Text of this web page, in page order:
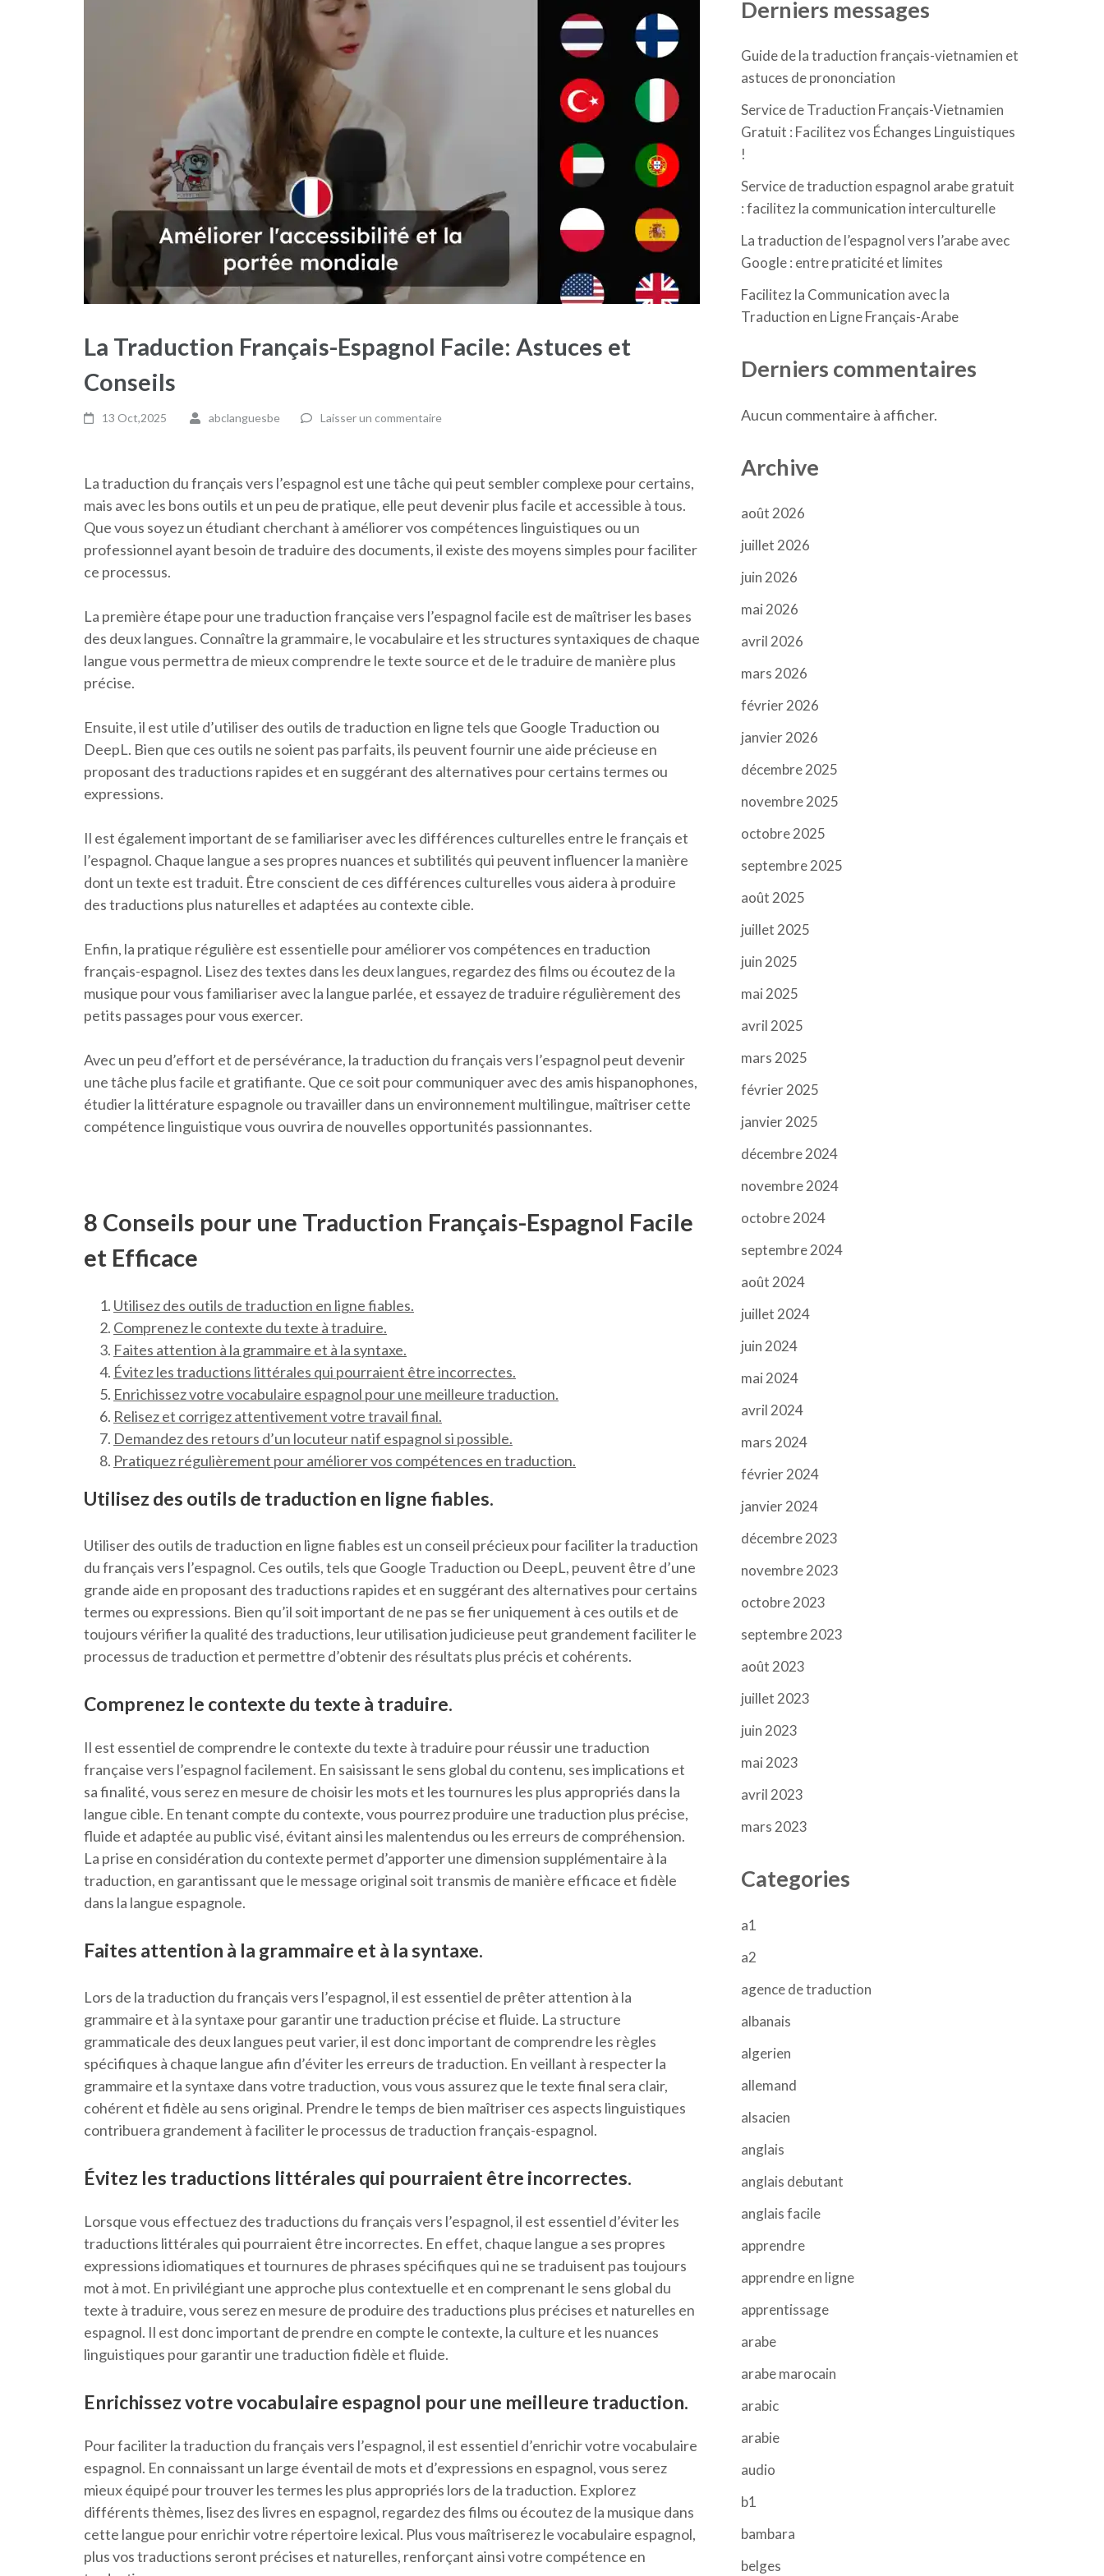
La Traduction Français-Espagnol Facile: Astuces et
Conseils
13 Oct,2025 abclanguesbe Laisser un commentaire
La traduction du français vers l’espagnol est une tâche qui peut sembler complexe pour certains,
mais avec les bons outils et un peu de pratique, elle peut devenir plus facile et accessible à tous.
Que vous soyez un étudiant cherchant à améliorer vos compétences linguistiques ou un
professionnel ayant besoin de traduire des documents, il existe des moyens simples pour faciliter
ce processus.
La première étape pour une traduction française vers l’espagnol facile est de maîtriser les bases
des deux langues. Connaître la grammaire, le vocabulaire et les structures syntaxiques de chaque
langue vous permettra de mieux comprendre le texte source et de le traduire de manière plus
précise.
Ensuite, il est utile d’utiliser des outils de traduction en ligne tels que Google Traduction ou
DeepL. Bien que ces outils ne soient pas parfaits, ils peuvent fournir une aide précieuse en
proposant des traductions rapides et en suggérant des alternatives pour certains termes ou
expressions.
Il est également important de se familiariser avec les différences culturelles entre le français et
l’espagnol. Chaque langue a ses propres nuances et subtilités qui peuvent influencer la manière
dont un texte est traduit. Être conscient de ces différences culturelles vous aidera à produire
des traductions plus naturelles et adaptées au contexte cible.
Enfin, la pratique régulière est essentielle pour améliorer vos compétences en traduction
français-espagnol. Lisez des textes dans les deux langues, regardez des films ou écoutez de la
musique pour vous familiariser avec la langue parlée, et essayez de traduire régulièrement des
petits passages pour vous exercer.
Avec un peu d’effort et de persévérance, la traduction du français vers l’espagnol peut devenir
une tâche plus facile et gratifiante. Que ce soit pour communiquer avec des amis hispanophones,
étudier la littérature espagnole ou travailler dans un environnement multilingue, maîtriser cette
compétence linguistique vous ouvrira de nouvelles opportunités passionnantes.
8 Conseils pour une Traduction Français-Espagnol Facile
et Efficace
Utilisez des outils de traduction en ligne fiables.
Comprenez le contexte du texte à traduire.
Faites attention à la grammaire et à la syntaxe.
Évitez les traductions littérales qui pourraient être incorrectes.
Enrichissez votre vocabulaire espagnol pour une meilleure traduction.
Relisez et corrigez attentivement votre travail final.
Demandez des retours d’un locuteur natif espagnol si possible.
Pratiquez régulièrement pour améliorer vos compétences en traduction.
Utilisez des outils de traduction en ligne fiables.
Utiliser des outils de traduction en ligne fiables est un conseil précieux pour faciliter la traduction
du français vers l’espagnol. Ces outils, tels que Google Traduction ou DeepL, peuvent être d’une
grande aide en proposant des traductions rapides et en suggérant des alternatives pour certains
termes ou expressions. Bien qu’il soit important de ne pas se fier uniquement à ces outils et de
toujours vérifier la qualité des traductions, leur utilisation judicieuse peut grandement faciliter le
processus de traduction et permettre d’obtenir des résultats plus précis et cohérents.
Comprenez le contexte du texte à traduire.
Il est essentiel de comprendre le contexte du texte à traduire pour réussir une traduction
française vers l’espagnol facilement. En saisissant le sens global du contenu, ses implications et
sa finalité, vous serez en mesure de choisir les mots et les tournures les plus appropriés dans la
langue cible. En tenant compte du contexte, vous pourrez produire une traduction plus précise,
fluide et adaptée au public visé, évitant ainsi les malentendus ou les erreurs de compréhension.
La prise en considération du contexte permet d’apporter une dimension supplémentaire à la
traduction, en garantissant que le message original soit transmis de manière efficace et fidèle
dans la langue espagnole.
Faites attention à la grammaire et à la syntaxe.
Lors de la traduction du français vers l’espagnol, il est essentiel de prêter attention à la
grammaire et à la syntaxe pour garantir une traduction précise et fluide. La structure
grammaticale des deux langues peut varier, il est donc important de comprendre les règles
spécifiques à chaque langue afin d’éviter les erreurs de traduction. En veillant à respecter la
grammaire et la syntaxe dans votre traduction, vous vous assurez que le texte final sera clair,
cohérent et fidèle au sens original. Prendre le temps de bien maîtriser ces aspects linguistiques
contribuera grandement à faciliter le processus de traduction français-espagnol.
Évitez les traductions littérales qui pourraient être incorrectes.
Lorsque vous effectuez des traductions du français vers l’espagnol, il est essentiel d’éviter les
traductions littérales qui pourraient être incorrectes. En effet, chaque langue a ses propres
expressions idiomatiques et tournures de phrases spécifiques qui ne se traduisent pas toujours
mot à mot. En privilégiant une approche plus contextuelle et en comprenant le sens global du
texte à traduire, vous serez en mesure de produire des traductions plus précises et naturelles en
espagnol. Il est donc important de prendre en compte le contexte, la culture et les nuances
linguistiques pour garantir une traduction fidèle et fluide.
Enrichissez votre vocabulaire espagnol pour une meilleure traduction.
Pour faciliter la traduction du français vers l’espagnol, il est essentiel d’enrichir votre vocabulaire
espagnol. En connaissant un large éventail de mots et d’expressions en espagnol, vous serez
mieux équipé pour trouver les termes les plus appropriés lors de la traduction. Explorez
différents thèmes, lisez des livres en espagnol, regardez des films ou écoutez de la musique dans
cette langue pour enrichir votre répertoire lexical. Plus vous maîtriserez le vocabulaire espagnol,
plus vos traductions seront précises et naturelles, renforçant ainsi votre compétence en
Derniers messages
Guide de la traduction français-vietnamien et
astuces de prononciation
Service de Traduction Français-Vietnamien
Gratuit : Facilitez vos Échanges Linguistiques
!
Service de traduction espagnol arabe gratuit
: facilitez la communication interculturelle
La traduction de l’espagnol vers l’arabe avec
Google : entre praticité et limites
Facilitez la Communication avec la
Traduction en Ligne Français-Arabe
Derniers commentaires
Aucun commentaire à afficher.
Archive
août 2026
juillet 2026
juin 2026
mai 2026
avril 2026
mars 2026
février 2026
janvier 2026
décembre 2025
novembre 2025
octobre 2025
septembre 2025
août 2025
juillet 2025
juin 2025
mai 2025
avril 2025
mars 2025
février 2025
janvier 2025
décembre 2024
novembre 2024
octobre 2024
septembre 2024
août 2024
juillet 2024
juin 2024
mai 2024
avril 2024
mars 2024
février 2024
janvier 2024
décembre 2023
novembre 2023
octobre 2023
septembre 2023
août 2023
juillet 2023
juin 2023
mai 2023
avril 2023
mars 2023
Categories
a1
a2
agence de traduction
albanais
algerien
allemand
alsacien
anglais
anglais debutant
anglais facile
apprendre
apprendre en ligne
apprentissage
arabe
arabe marocain
arabic
arabie
audio
b1
bambara
belges